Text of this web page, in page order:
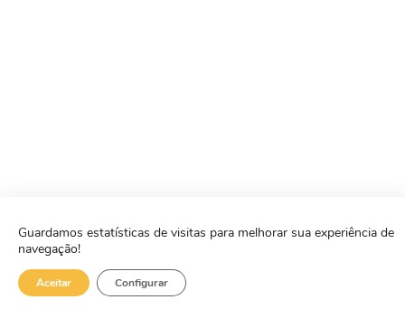
Guardamos estatísticas de visitas para melhorar sua experiência de
navegação!
Aceitar Configurar